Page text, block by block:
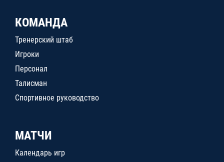
КОМАНДА
Тренерский штаб
Игроки
Персонал
Талисман
Спортивное руководство
МАТЧИ
Календарь игр